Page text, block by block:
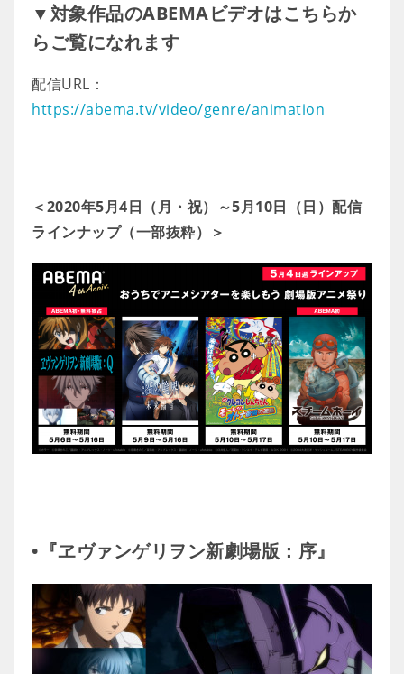
▼対象作品のABEMAビデオはこちらか
らご覧になれます
配信URL：
https://abema.tv/video/genre/animation
＜2020年5月4日（月・祝）～5月10日（日）配信
ラインナップ（一部抜粋）＞
•『ヱヴァンゲリヲン新劇場版：序』